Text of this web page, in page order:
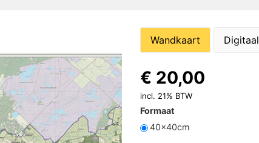
Wandkaart Digitaal
Formaat
40x40cm
€ 20,00
incl. 21% BTW